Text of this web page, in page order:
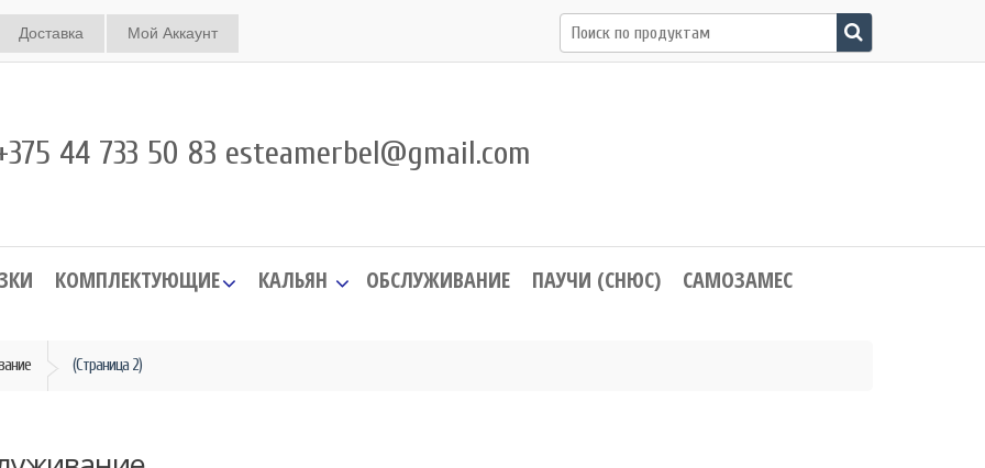
Доставка Мой Аккаунт
Поиск
по:
44 733 50 83 esteamerbel@gmail.com
КОМПЛЕКТУЮЩИЕ КАЛЬЯН ОБСЛУЖИВАНИЕ ПАУЧИ (СНЮС) САМОЗАМЕС
(Страница 2)